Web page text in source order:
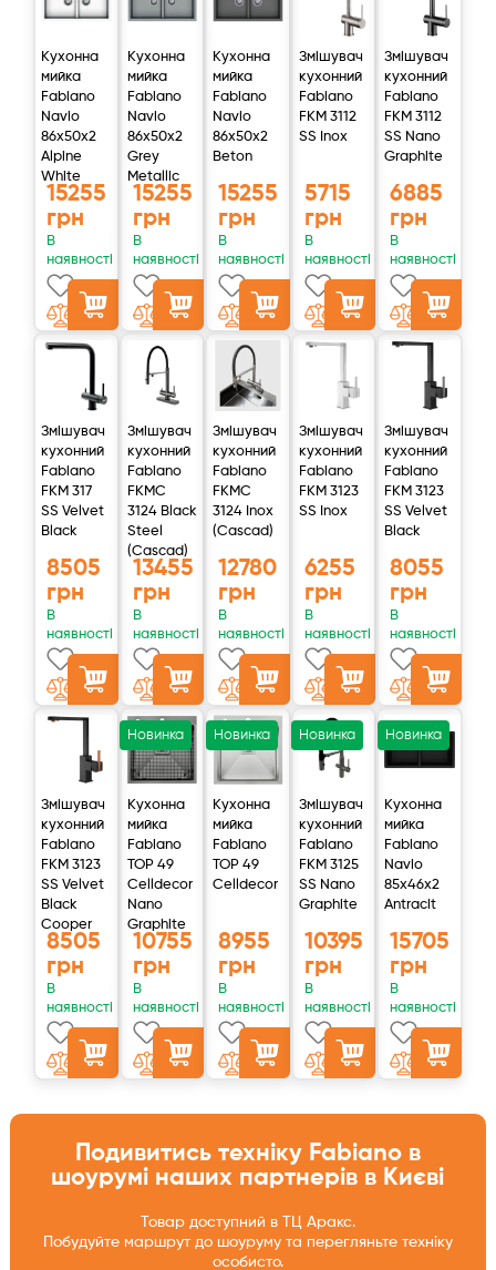
Кухонна
мийка
Fabiano
Navio
86x50x2
Alpine
White
15255
грн
В
наявності
Кухонна
мийка
Fabiano
Navio
86x50x2
Grey
Metallic
15255
грн
В
наявності
Кухонна
мийка
Fabiano
Navio
86x50x2
Beton
15255
грн
В
наявності
Змішувач
кухонний
Fabiano
FKM 3112
SS Inox
5715
грн
В
наявності
Змішувач
кухонний
Fabiano
FKM 3112
SS Nano
Graphite
6885
грн
В
наявності
Змішувач
кухонний
Fabiano
FKM 317
SS Velvet
Black
8505
грн
В
наявності
Змішувач
кухонний
Fabiano
FKMC
3124 Black
Steel
(Cascad)
13455
грн
В
наявності
Змішувач
кухонний
Fabiano
FKMC
3124 Inox
(Cascad)
12780
грн
В
наявності
Змішувач
кухонний
Fabiano
FKM 3123
SS Inox
6255
грн
В
наявності
Змішувач
кухонний
Fabiano
FKM 3123
SS Velvet
Black
8055
грн
В
наявності
Змішувач
кухонний
Fabiano
FKM 3123
SS Velvet
Black
Cooper
8505
грн
В
наявності
Новинка
Кухонна
мийка
Fabiano
TOP 49
Celldecor
Nano
Graphite
10755
грн
В
наявності
Новинка
Кухонна
мийка
Fabiano
TOP 49
Celldecor
8955
грн
В
наявності
Новинка
Змішувач
кухонний
Fabiano
FKM 3125
SS Nano
Graphite
10395
грн
В
наявності
Новинка
Кухонна
мийка
Fabiano
Navio
85x46x2
Antracit
15705
грн
В
наявності
Подивитись техніку Fabiano в
шоурумі наших партнерів в Києві
Товар доступний в ТЦ Аракс.
Побудуйте маршрут до шоуруму та перегляньте техніку
особисто.